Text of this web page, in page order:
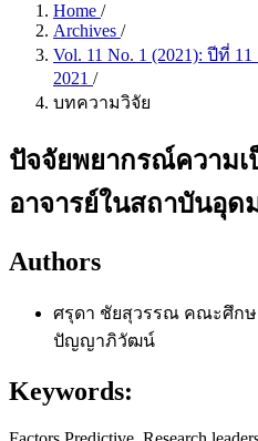
Home /
Archives /
Vol. 11 No. 1 (2021): ปีที่
2021 /
บทความวิจัย
ปัจจัยพยากรณ์ความ
อาจารย์ในสถาบันอุด
Authors
ศรุดา ชัยสุวรรณ คณะศึกษ
ปัญญาภิวัฒน์
Keywords: